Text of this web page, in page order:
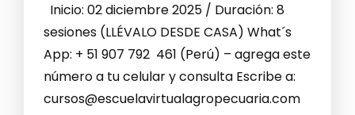
Inicio: 02 diciembre 2025 / Duración: 8
sesiones (LLÉVALO DESDE CASA) What´s
App: + 51 907 792 461 (Perú) – agrega este
número a tu celular y consulta Escribe a:
cursos@escuelavirtualagropecuaria.com